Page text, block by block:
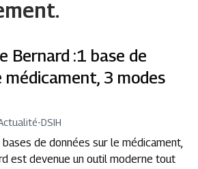
Bernard :1 base de
médicament, 3 modes
-DSIH
de données sur le médicament,
est devenue un outil moderne tout